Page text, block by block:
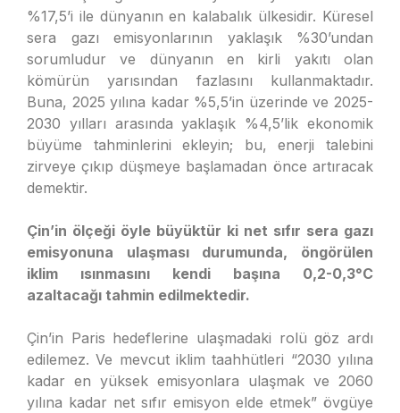
%17,5’i ile dünyanın en kalabalık ülkesidir. Küresel
sera gazı emisyonlarının yaklaşık %30’undan
sorumludur ve dünyanın en kirli yakıtı olan
kömürün yarısından fazlasını kullanmaktadır.
Buna, 2025 yılına kadar %5,5’in üzerinde ve 2025-
2030 yılları arasında yaklaşık %4,5’lik ekonomik
büyüme tahminlerini ekleyin; bu, enerji talebini
zirveye çıkıp düşmeye başlamadan önce artıracak
demektir.
Çin’in ölçeği öyle büyüktür ki net sıfır sera gazı
emisyonuna ulaşması durumunda, öngörülen
iklim ısınmasını kendi başına 0,2-0,3°C
azaltacağı tahmin edilmektedir.
Çin’in Paris hedeflerine ulaşmadaki rolü göz ardı
edilemez. Ve mevcut iklim taahhütleri “2030 yılına
kadar en yüksek emisyonlara ulaşmak ve 2060
yılına kadar net sıfır emisyon elde etmek” övgüye